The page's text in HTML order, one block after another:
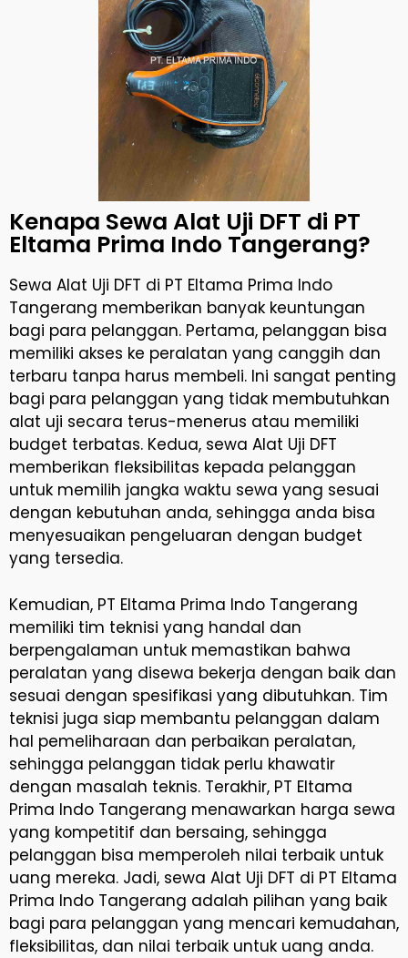
Kenapa Sewa Alat Uji DFT di PT
Eltama Prima Indo Tangerang?
Sewa Alat Uji DFT di PT Eltama Prima Indo
Tangerang memberikan banyak keuntungan
bagi para pelanggan. Pertama, pelanggan bisa
memiliki akses ke peralatan yang canggih dan
terbaru tanpa harus membeli. Ini sangat penting
bagi para pelanggan yang tidak membutuhkan
alat uji secara terus-menerus atau memiliki
budget terbatas. Kedua, sewa Alat Uji DFT
memberikan fleksibilitas kepada pelanggan
untuk memilih jangka waktu sewa yang sesuai
dengan kebutuhan anda, sehingga anda bisa
menyesuaikan pengeluaran dengan budget
yang tersedia.
Kemudian, PT Eltama Prima Indo Tangerang
memiliki tim teknisi yang handal dan
berpengalaman untuk memastikan bahwa
peralatan yang disewa bekerja dengan baik dan
sesuai dengan spesifikasi yang dibutuhkan. Tim
teknisi juga siap membantu pelanggan dalam
hal pemeliharaan dan perbaikan peralatan,
sehingga pelanggan tidak perlu khawatir
dengan masalah teknis. Terakhir, PT Eltama
Prima Indo Tangerang menawarkan harga sewa
yang kompetitif dan bersaing, sehingga
pelanggan bisa memperoleh nilai terbaik untuk
uang mereka. Jadi, sewa Alat Uji DFT di PT Eltama
Prima Indo Tangerang adalah pilihan yang baik
bagi para pelanggan yang mencari kemudahan,
fleksibilitas, dan nilai terbaik untuk uang anda.